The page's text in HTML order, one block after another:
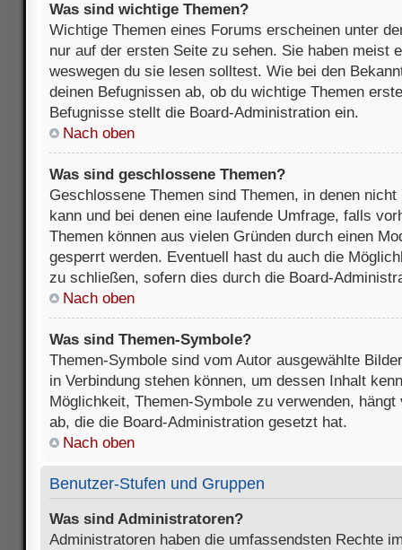
Was sind wichtige Themen?
Wichtige Themen eines Forums erscheinen unter
nur auf der ersten Seite zu sehen. Sie haben meist
weswegen du sie lesen solltest. Wie bei den
deinen Befugnissen ab, ob du wichtige Themen
Befugnisse stellt die Board-Administration ein.
Nach oben
Was sind geschlossene Themen?
Geschlossene Themen sind Themen, in denen
kann und bei denen eine laufende Umfrage, falls
Themen können aus vielen Gründen durch einen
gesperrt werden. Eventuell hast du auch die
zu schließen, sofern dies durch die Board-
Nach oben
Was sind Themen-Symbole?
Themen-Symbole sind vom Autor ausgewählte
in Verbindung stehen können, um dessen Inhalt
Möglichkeit, Themen-Symbole zu verwenden,
ab, die die Board-Administration gesetzt hat.
Nach oben
Benutzer-Stufen und Gruppen
Was sind Administratoren?
Administratoren haben die umfassendsten Rechte